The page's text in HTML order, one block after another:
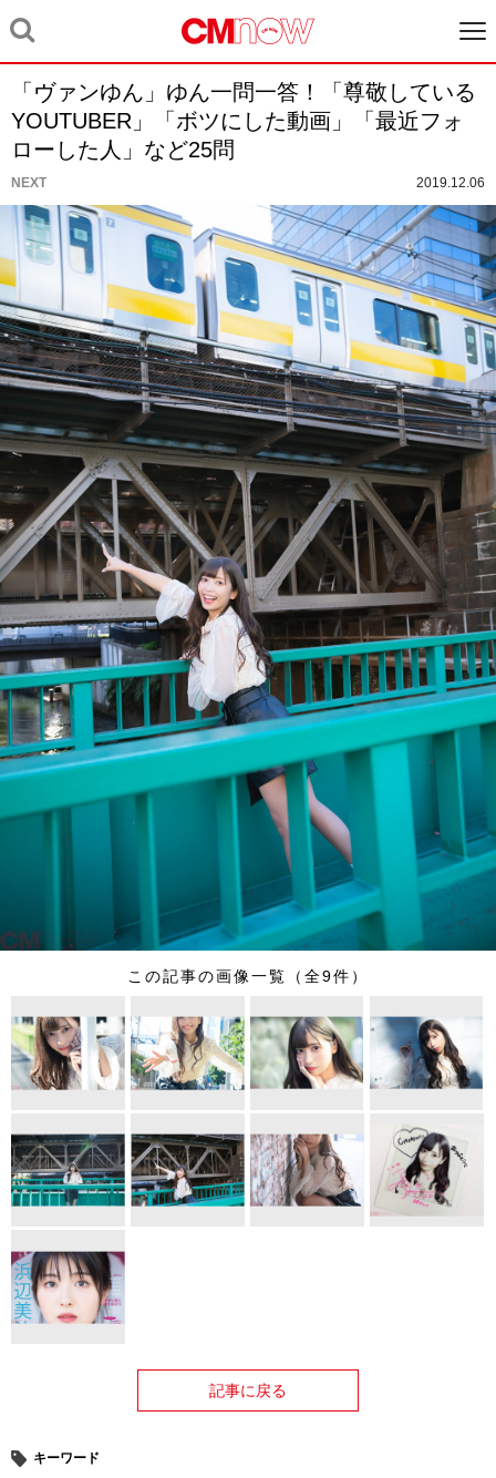
「ヴァンゆん」ゆん一問一答！「尊敬している
YOUTUBER」「ボツにした動画」「最近フォ
ローした人」など25問
NEXT 2019.12.06
この記事の画像一覧（全9件）
記事に戻る
キーワード